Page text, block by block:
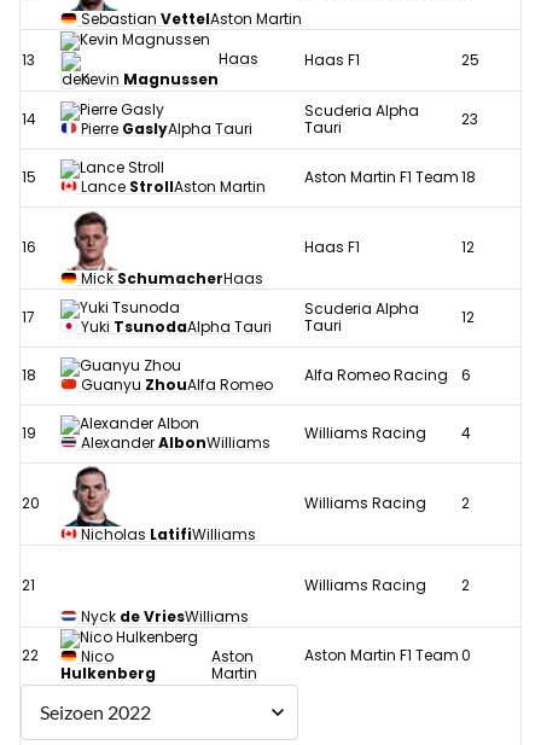
Sebastian VettelAston Martin
13
Kevin Magnussen
Haas Haas F1 25
14 Pierre GaslyAlpha Tauri
Scuderia Alpha
Tauri
23
15 Lance StrollAston Martin Aston Martin F1 Team18
16
Mick SchumacherHaas
Haas F1 12
17 Yuki TsunodaAlpha Tauri
Scuderia Alpha
Tauri
12
18 Guanyu ZhouAlfa Romeo Alfa Romeo Racing 6
19 AlexanderAlbonWilliams Williams Racing 4
20
Nicholas LatifiWilliams
Williams Racing 2
21
Nyck de VriesWilliams
Williams Racing 2
22
Nico
Hulkenberg
Aston
Martin
Aston Martin F1 Team0